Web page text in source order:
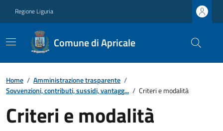
Regione Liguria
Comune di Apricale
Home / Amministrazione trasparente /
Sovvenzioni, contributi, sussidi, vantagg... / Criteri e modalità
Criteri e modalità